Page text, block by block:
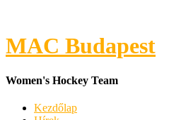
MAC Budapest
Women's Hockey Team
Kezdőlap